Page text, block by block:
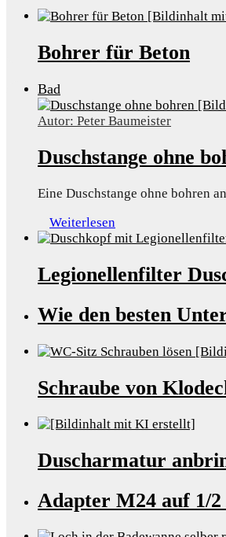
Bohrer für Beton
Bad
Autor: Peter Baumeister
Duschstange ohne
Eine Duschstange ohne bohren
Weiterlesen
Legionellenfilter
Wie den besten
Schraube von
Duscharmatur
Adapter M24 auf 1/